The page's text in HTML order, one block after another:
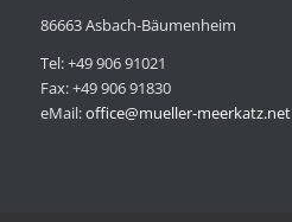
86663 Asbach-Bäumenheim
Tel: +49 906 91021
Fax: +49 906 91830
eMail:office@mueller-meerkatz.net